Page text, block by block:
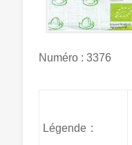
Numéro : 3376
Légende :